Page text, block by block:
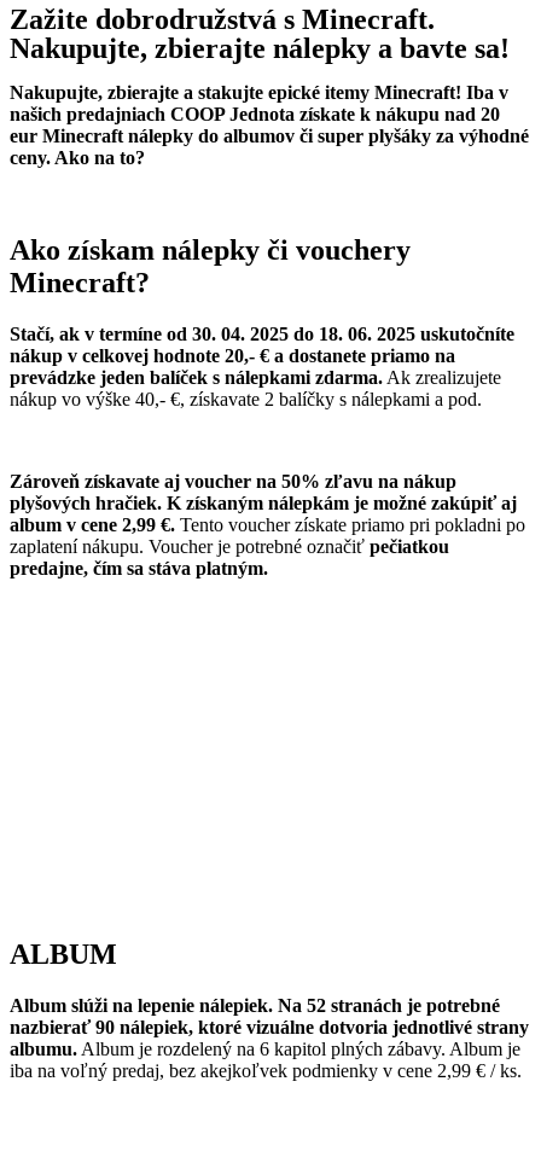
Zažite dobrodružstvá s Minecraft.
Nakupujte, zbierajte nálepky a bavte sa!
Nakupujte, zbierajte a stakujte epické itemy Minecraft! Iba v
našich predajniach COOP Jednota získate k nákupu nad 20
eur Minecraft nálepky do albumov či super plyšáky za výhodné
ceny. Ako na to?
Ako získam nálepky či vouchery
Minecraft?
Stačí, ak v termíne od 30. 04. 2025 do 18. 06. 2025 uskutočníte
nákup v celkovej hodnote 20,- € a dostanete priamo na
prevádzke jeden balíček s nálepkami zdarma. Ak zrealizujete
nákup vo výške 40,- €, získavate 2 balíčky s nálepkami a pod.
Zároveň získavate aj voucher na 50% zľavu na nákup
plyšových hračiek. K získaným nálepkám je možné zakúpiť aj
album v cene 2,99 €. Tento voucher získate priamo pri pokladni po
zaplatení nákupu. Voucher je potrebné označiť pečiatkou
predajne, čím sa stáva platným.
ALBUM
Album slúži na lepenie nálepiek. Na 52 stranách je potrebné
nazbierať 90 nálepiek, ktoré vizuálne dotvoria jednotlivé strany
albumu. Album je rozdelený na 6 kapitol plných zábavy. Album je
iba na voľný predaj, bez akejkoľvek podmienky v cene 2,99 € / ks.